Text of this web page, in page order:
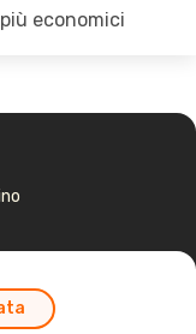
economici